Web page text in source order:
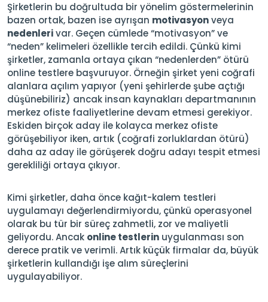
Şirketlerin bu doğrultuda bir yönelim göstermelerinin
bazen ortak, bazen ise ayrışan motivasyonveya
nedenlerivar. Geçen cümlede “motivasyon” ve
“neden” kelimeleri özellikle tercih edildi. Çünkü kimi
şirketler, zamanla ortaya çıkan “nedenlerden” ötürü
online testlere başvuruyor. Örneğin şirket yeni coğrafi
alanlara açılım yapıyor (yeni şehirlerde şube açtığı
düşünebiliriz) ancak insan kaynakları departmanının
merkez ofiste faaliyetlerine devam etmesi gerekiyor.
Eskiden birçok aday ile kolayca merkez ofiste
görüşebiliyor iken, artık (coğrafi zorluklardan ötürü)
daha az aday ile görüşerek doğru adayı tespit etmesi
gerekliliği ortaya çıkıyor.
Kimi şirketler, daha önce kağıt-kalem testleri
uygulamayı değerlendirmiyordu, çünkü operasyonel
olarak bu tür bir süreç zahmetli, zor ve maliyetli
geliyordu. Ancak online testlerin uygulanması son
derece pratik ve verimli. Artık küçük firmalar da, büyük
şirketlerin kullandığı işe alım süreçlerini
uygulayabiliyor.